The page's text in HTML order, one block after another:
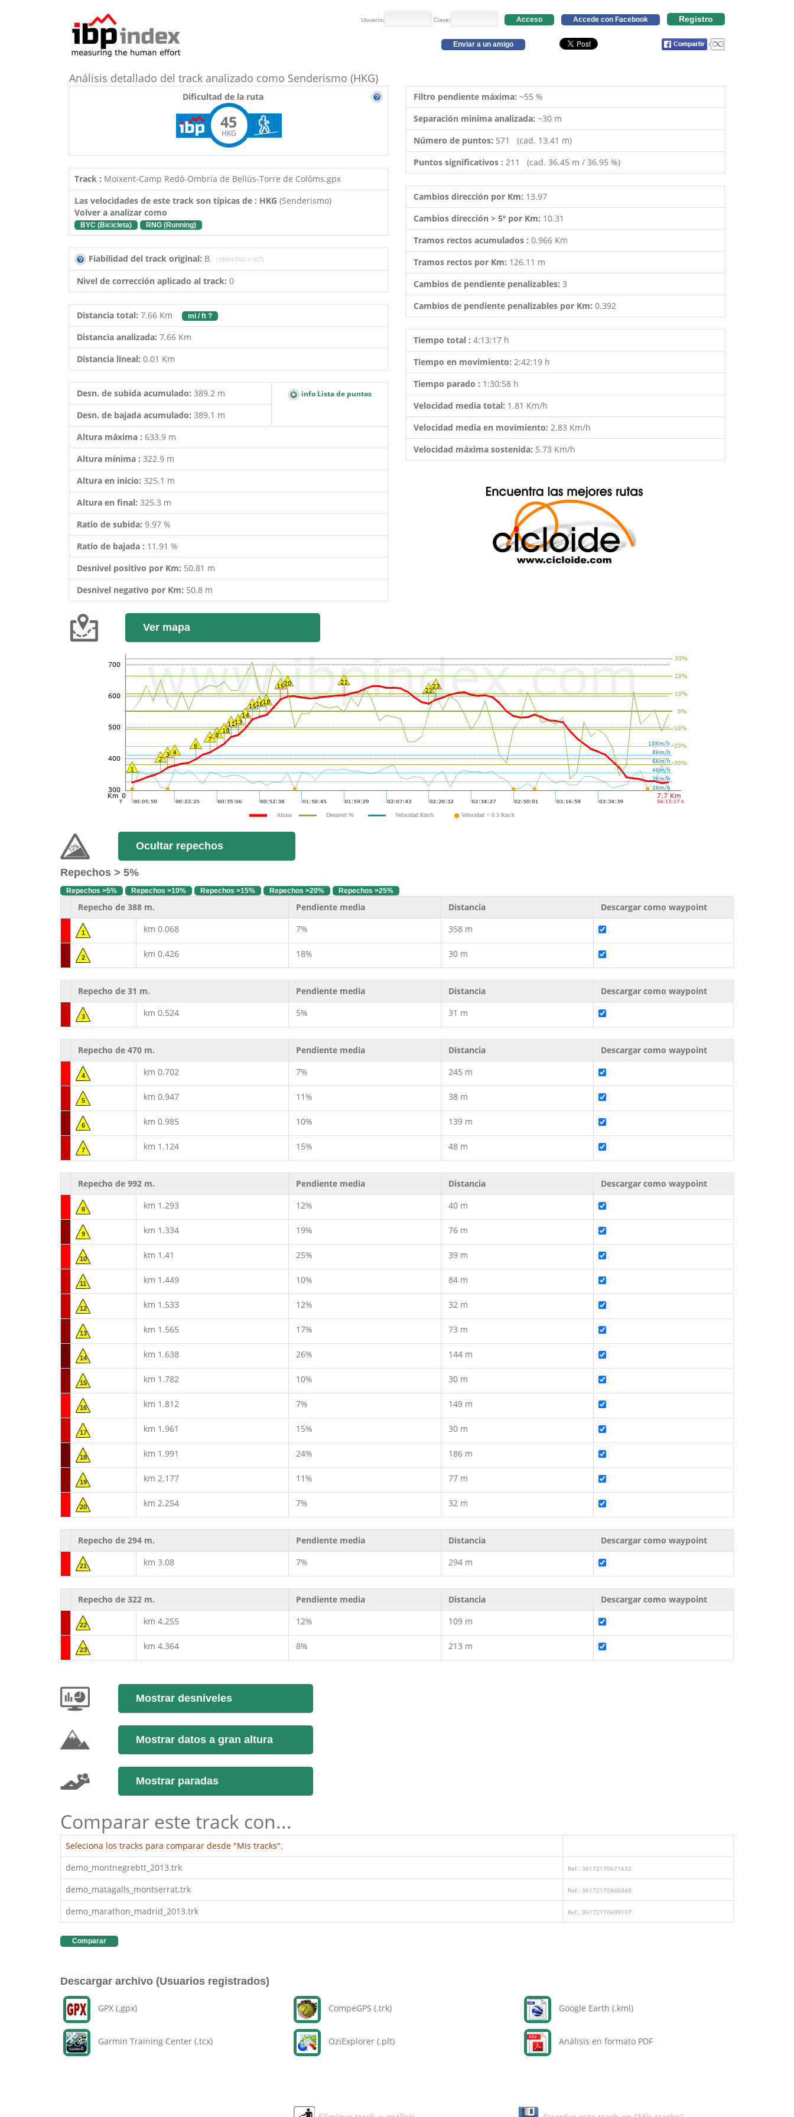
Usuario: Clave: Acceso Accede con Facebook Registro
Enviar a un amigo
Análisis detallado del track analizado como Senderismo (HKG)
Dificultad de la ruta
45
HKG
Track : Moixent-Camp Redó-Ombría de Bellús-Torre de Colóms.gpx
Las velocidades de este track son típicas de : HKG (Senderismo)
Volver a analizar como
BYC (Bicicleta) RNG (Running)
Fiabilidad del track original: B (389/67/0/-/-/67)
Nivel de corrección aplicado al track: 0
Distancia total: 7.66 Km mi / ft ?
Distancia analizada: 7.66 Km
Distancia lineal: 0.01 Km
Desn. de subida acumulado: 389.2 m info Lista de puntos
Desn. de bajada acumulado: 389.1 m
Altura máxima : 633.9 m
Altura mínima : 322.9 m
Altura en inicio: 325.1 m
Altura en final: 325.3 m
Ratio de subida: 9.97 %
Ratio de bajada : 11.91 %
Desnivel positivo por Km: 50.81 m
Desnivel negativo por Km: 50.8 m
Filtro pendiente máxima: ~55 %
Separación minima analizada: ~30 m
Número de puntos: 571 (cad. 13.41 m)
Puntos significativos : 211 (cad. 36.45 m / 36.95 %)
Cambios dirección por Km: 13.97
Cambios dirección > 5º por Km: 10.31
Tramos rectos acumulados : 0.966 Km
Tramos rectos por Km: 126.11 m
Cambios de pendiente penalizables: 3
Cambios de pendiente penalizables por Km: 0.392
Tiempo total : 4:13:17 h
Tiempo en movimiento: 2:42:19 h
Tiempo parado : 1:30:58 h
Velocidad media total: 1.81 Km/h
Velocidad media en movimiento: 2.83 Km/h
Velocidad máxima sostenida: 5.73 Km/h
Ver mapa
Altura Desnivel % Velocidad Km/h Velocidad < 0.5 Km/h
Ocultar repechos
Repechos > 5%
Repechos >5% Repechos >10% Repechos >15% Repechos >20% Repechos >25%
Repecho de 388 m. Pendiente media Distancia Descargar como waypoint
1 km 0.068 7% 358 m
2 km 0.426 18% 30 m
Repecho de 31 m. Pendiente media Distancia Descargar como waypoint
3 km 0.524 5% 31 m
Repecho de 470 m. Pendiente media Distancia Descargar como waypoint
4 km 0.702 7% 245 m
5 km 0.947 11% 38 m
6 km 0.985 10% 139 m
7 km 1.124 15% 48 m
Repecho de 992 m. Pendiente media Distancia Descargar como waypoint
8 km 1.293 12% 40 m
9 km 1.334 19% 76 m
10 km 1.41 25% 39 m
11 km 1.449 10% 84 m
12 km 1.533 12% 32 m
13 km 1.565 17% 73 m
14 km 1.638 26% 144 m
15 km 1.782 10% 30 m
16 km 1.812 7% 149 m
17 km 1.961 15% 30 m
18 km 1.991 24% 186 m
19 km 2.177 11% 77 m
20 km 2.254 7% 32 m
Repecho de 294 m. Pendiente media Distancia Descargar como waypoint
21 km 3.08 7% 294 m
Repecho de 322 m. Pendiente media Distancia Descargar como waypoint
22 km 4.255 12% 109 m
23 km 4.364 8% 213 m
Mostrar desniveles
Mostrar datos a gran altura
Mostrar paradas
Comparar este track con...
Seleciona los tracks para comparar desde "Mis tracks".
demo_montnegrebtt_2013.trk
Ref.: 36172170671632
demo_matagalls_montserrat.trk Ref.: 36172170846048
demo_marathon_madrid_2013.trk Ref.: 36172170699197
Comparar
Descargar archivo (Usuarios registrados)
GPX (.gpx)
Garmin Training Center (.tcx)
CompeGPS (.trk)
OziExplorer (.plt)
Google Earth (.kml)
Análisis en formato PDF